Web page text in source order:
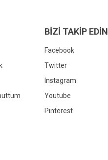
BİZİ TAKİP EDİN
Facebook
Twitter
Instagram
Youtube
Pinterest